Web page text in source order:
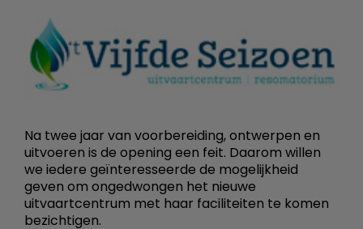
Na twee jaar van voorbereiding, ontwerpen en
uitvoeren is de opening een feit. Daarom willen
we iedere geïnteresseerde de mogelijkheid
geven om ongedwongen het nieuwe
uitvaartcentrum met haar faciliteiten te komen
bezichtigen.